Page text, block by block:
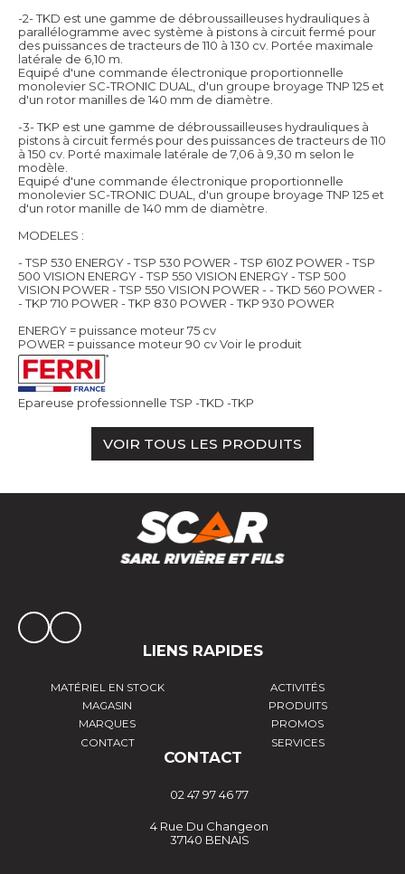
-2- TKD est une gamme de débroussailleuses hydrauliques à
parallélogramme avec système à pistons à circuit fermé pour
des puissances de tracteurs de 110 à 130 cv. Portée maximale
latérale de 6,10 m.
Equipé d'une commande électronique proportionnelle
monolevier SC-TRONIC DUAL, d'un groupe broyage TNP 125 et
d'un rotor manilles de 140 mm de diamètre.
-3- TKP est une gamme de débroussailleuses hydrauliques à
pistons à circuit fermés pour des puissances de tracteurs de 110
à 150 cv. Porté maximale latérale de 7,06 à 9,30 m selon le
modèle.
Equipé d'une commande électronique proportionnelle
monolevier SC-TRONIC DUAL, d'un groupe broyage TNP 125 et
d'un rotor manille de 140 mm de diamètre.
MODELES :
- TSP 530 ENERGY - TSP 530 POWER - TSP 610Z POWER - TSP
500 VISION ENERGY - TSP 550 VISION ENERGY - TSP 500
VISION POWER - TSP 550 VISION POWER - - TKD 560 POWER -
- TKP 710 POWER - TKP 830 POWER - TKP 930 POWER
ENERGY = puissance moteur 75 cv
POWER = puissance moteur 90 cvVoir le produit
Epareuse professionnelle TSP -TKD -TKP
VOIR TOUS LES PRODUITS
LIENS RAPIDES
MATÉRIEL EN STOCK
ACTIVITÉS
MAGASIN
PRODUITS
MARQUES
PROMOS
CONTACT
SERVICES
CONTACT
02 47 97 46 77
4 Rue Du Changeon
37140 BENAIS